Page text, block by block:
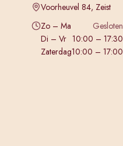
Voorheuvel 84, Zeist
Zo – Ma
Gesloten
Di – Vr 10:00 – 17:30
Zaterdag10:00 – 17:00